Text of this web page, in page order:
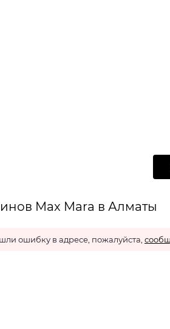
Max Mara в Алматы
ошибку в адресе, пожалуйста,